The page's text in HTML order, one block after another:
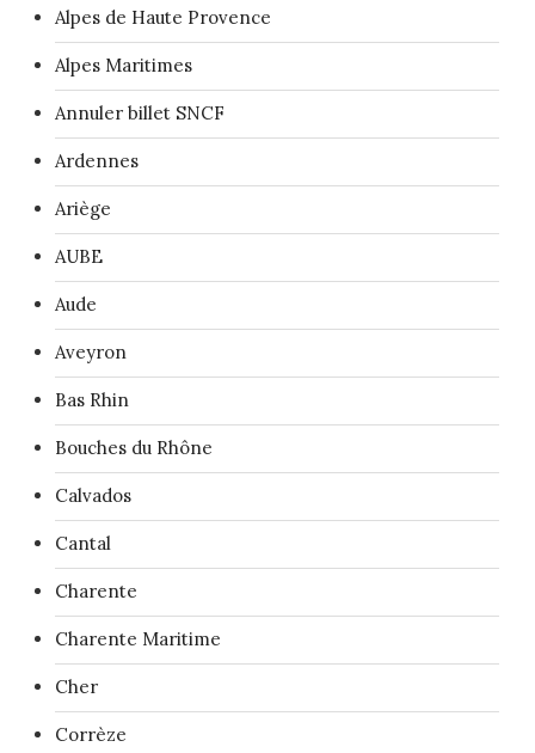
Alpes de Haute Provence
Alpes Maritimes
Annuler billet SNCF
Ardennes
Ariège
AUBE
Aude
Aveyron
Bas Rhin
Bouches du Rhône
Calvados
Cantal
Charente
Charente Maritime
Cher
Corrèze